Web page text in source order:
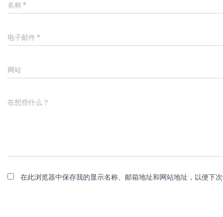
名称*
电子邮件 *
网站
在想些什么？
在此浏览器中保存我的显示名称、邮箱地址和网站地址，以便下